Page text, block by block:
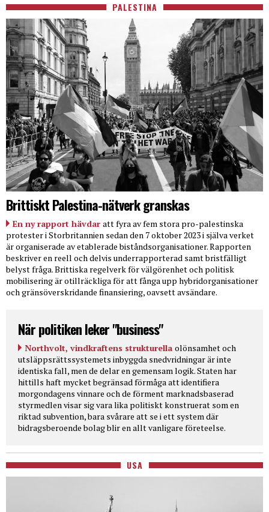
PALESTINA
Brittiskt Palestina-nätverk granskas
En ny rapport hävdar att fyra av fem stora pro-palestinska
protester i Storbritannien sedan den 7 oktober 2023 i själva verket
är organiserade av etablerade biståndsorganisationer. Rapporten
beskriver en reell och delvis underrapporterad samt bristfälligt
belyst fråga. Brittiska regelverk för välgörenhet och politisk
mobilisering är otillräckliga för att fånga upp hybridorganisationer
och gränsöverskridande finansiering, oavsett avsändare.
När politiken leker "business"
Northvolt, vindkraftens strukturella olönsamhet och
utsläppsrättssystemets inbyggda snedvridningar är inte
identiska fall, men de delar en gemensam logik. Staten har
hittills haft mycket begränsad förmåga att identifiera
morgondagens vinnare och de förment marknadsbaserad
styrmedlen visar sig vara lika politiskt konstruerat som en
riktad subvention, bara svårare att se i ett system där
bidragsberoende bolag blir en allt vanligare företeelse.
USA